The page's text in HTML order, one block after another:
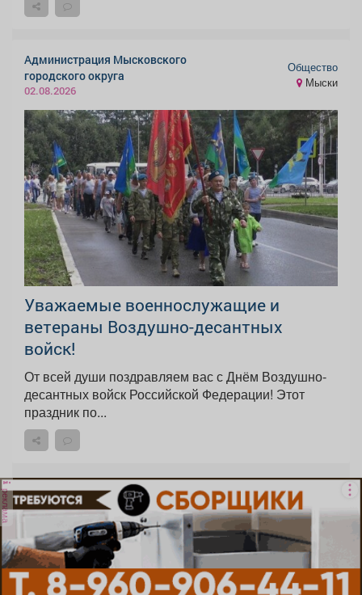
Администрация Мысковского
городского округа
02.08.2026
Общество
Мыски
Уважаемые военнослужащие и
ветераны Воздушно-десантных
войск!
От всей души поздравляем вас с Днём Воздушно-
десантных войск Российской Федерации! Этот
праздник по...
реклама